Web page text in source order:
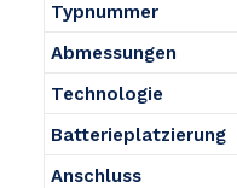
Typnummer
Abmessungen
Technologie
Batterieplatzierung
Anschluss